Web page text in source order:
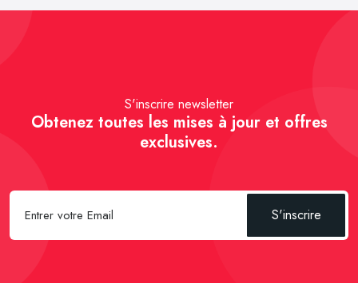
S'inscrire newsletter
Obtenez toutes les mises à jour et offres
exclusives.
S'inscrire